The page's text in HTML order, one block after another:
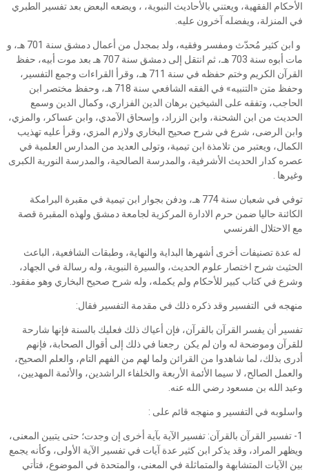
الأحكام الفقهية، ويعتني بالأحاديث النبوية، ، ويضعه البعض بعد تفسير الطبري
في المنزلة، ويفضله آخرون عليه.
و ابن كثير مُحدّث ومفسر وفقيه، ولد بمجدل من أعمال دمشق سنة 701 هـ، و
مات أبوه سنة 703 هـ، ثم انتقل إلى دمشق سنة 707 هـ بعد موت أبيه، حفظ
القرآن الكريم وختم حفظه في سنة 711 هـ، وقرأ القراءات وجمع التفسير،
وحفظ متن «التنبيه» في الفقه الشافعي سنة 718 هـ، وحفظ مختصر ابن
الحاجب، وتفقه على الشيخين برهان الدين الفزاري، وكمال الدين وسمع
الحديث من ابن الشحنة، وابن الزراد، وإسحاق الآمدي، وابن عساكر، والمزي،
وابن الرضى، شرع في شرح صحيح البخاري ولازم المزي، وقرأ عليه تهذيب
الكمال، ويعتبر من تلامذة ابن تيمية، وتولى العديد من المدارس العلمية في
عصره كدار الحديث الأشرفية، والمدرسة الصالحية، والمدرسة النورية الكبرى
وغيرها .
توفي في شعبان سنة 774 هـ، ودفن بجوار ابن تيمية في مقبرة البرامكة
الكائنة حاليا ضمن حرم الادارة المركزية لجامعة دمشق ولهذه المقبرة قصة
مع الاحتلال الفرنسي
له عدة تصنيفات أخرى أشهرها البداية والنهاية، وطبقات الشافعية، الباعث
الحثيث شرح اختصار علوم الحديث، والسيرة النبوية، وله رسالة في الجهاد،
وشرع في كتاب كبير للأحكام ولم يكمله، وله شرح صحيح البخاري وهو مفقود.
منهجه في التفسير وقد ذكره ذلك في مقدمة التفسير فقال:
تفسير أن يفسر القرآن بالقرآن، فإن أعياك ذلك فعليك بالسنة فإنها شارحة
للقرآن وموضحة له وان لم يكن رجعنا في ذلك إلى أقوال الصحابة، فإنهم
أدرى بذلك، لما شاهدوا من القرائن ولما لهم من الفهم التام، والعلم الصحيح،
والعمل الصالح، لا سيما الأئمة الأربعة والخلفاء الراشدين، والأئمة المهديين،
وعبد الله بن مسعود رضي الله عنه.
واسلوبه في التفسير و منهجه قائم على :
1- تفسير القرآن بالقرآن: تفسير الآية بآية أخرى إن وجدت؛ حتى يتبين المعنى،
ويظهر المراد، وقد يذكر ابن كثير عدة آيات في تفسير الآية الأولى، وكأنه يجمع
بين الآيات المتشابهة والمتماثلة في المعنى، والمتحدة في الموضوع، فتأتي